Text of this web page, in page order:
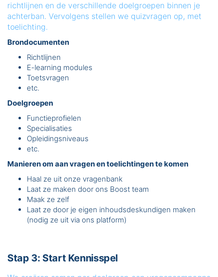
richtlijnen en de verschillende doelgroepen binnen je
achterban. Vervolgens stellen we quizvragen op, met
toelichting.
Brondocumenten
Richtlijnen
E-learning modules
Toetsvragen
etc.
Doelgroepen
Functieprofielen
Specialisaties
Opleidingsniveaus
etc.
Manieren om aan vragen en toelichtingen te komen
Haal ze uit onze vragenbank
Laat ze maken door ons Boost team
Maak ze zelf
Laat ze door je eigen inhoudsdeskundigen maken
(nodig ze uit via ons platform)
Stap 3: Start Kennisspel